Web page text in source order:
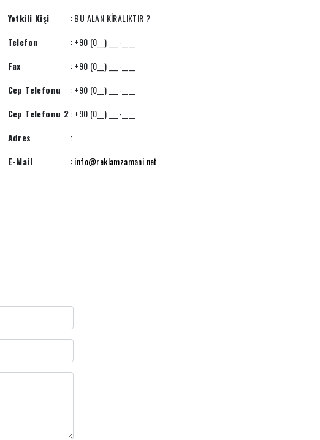
Yetkili Kişi
: BU ALAN KİRALIKTIR ?
Telefon
: +90 (0__) ___-____
Fax
: +90 (0__) ___-____
Cep Telefonu
: +90 (0__) ___-____
Cep Telefonu 2: +90 (0__) ___-____
Adres
:
E-Mail
:info@reklamzamani.net